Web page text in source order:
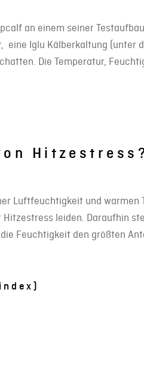
an einem seiner
Iglu Kälberkaltung (unter
Die Temperatur,
Luftfeuchtigkeit und warmen
leiden. Daraufhin
Feuchtigkeit den größten